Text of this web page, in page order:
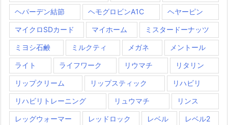
ヘパーデン結節 ヘモグロビンA1C ヘヤーピン
マイクロSDカード マイホーム ミスタードーナッツ
ミヨシ石鹸 ミルクティ メガネ メントール
ライト ライフワーク リウマチ リタリン
リップクリーム リップスティック リハビリ
リハビリトレーニング リュウマチ リンス
レッグウォーマー レッドロック レベル レベル2